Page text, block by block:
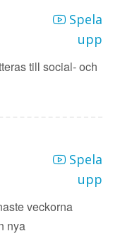
Spela
upp
till social- och
Spela
upp
veckorna
nya